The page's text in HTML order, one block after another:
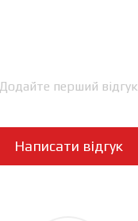
Додайте перший відгук
Написати відгук